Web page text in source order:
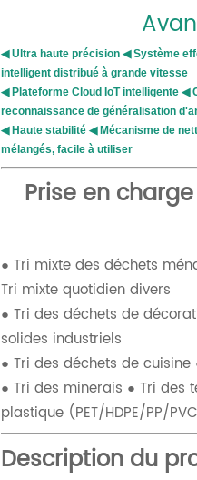
◀ Ultra haute précision ◀ Système
intelligent distribué à grande vitesse
◀ Plateforme Cloud IoT intelligente ◀
reconnaissance de généralisation
◀ Haute stabilité ◀ Mécanisme de
mélangés, facile à utiliser
Prise en
● Tri mixte des déchets
Tri mixte quotidien divers
● Tri des déchets de
solides industriels
● Tri des déchets de
● Tri des minerais ● Tri des
plastique (PET/HDPE/PP/
Description du